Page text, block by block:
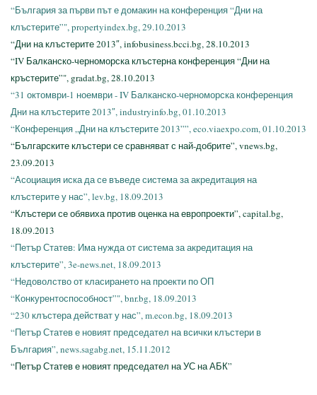
“България за първи път е домакин на конференция “Дни на
клъстерите”", propertyindex.bg, 29.10.2013
“Дни на клъстерите 2013″, infobusiness.bcci.bg, 28.10.2013
“IV Балканско-черноморска клъстерна конференция “Дни на
кръстерите”", gradat.bg, 28.10.2013
“31 октомври-1 ноември - IV Балканско-черноморска конференция
Дни на клъстерите 2013″, industryinfo.bg, 01.10.2013
“Конференция „Дни на клъстерите 2013””, eco.viaexpo.com, 01.10.2013
“Българските клъстери се сравняват с най-добрите”, vnews.bg,
23.09.2013
“Асоциация иска да се въведе система за акредитация на
клъстерите у нас”, lev.bg, 18.09.2013
“Клъстери се обявиха против оценка на европроекти”, capital.bg,
18.09.2013
“Петър Статев: Има нужда от система за акредитация на
клъстерите”, 3e-news.net, 18.09.2013
“Недоволство от класирането на проекти по ОП
“Конкурентоспособност”", bnr.bg, 18.09.2013
“230 клъстера действат у нас”, m.econ.bg, 18.09.2013
“Петър Статев е новият председател на всички клъстери в
България”, news.sagabg.net, 15.11.2012
“Петър Статев е новият председател на УС на АБК”